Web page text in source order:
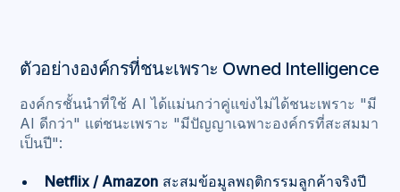
ตัวอย่างองค์กรที่ชนะเพราะ Owned Intelligence
องค์กรชั้นนำที่ใช้ AI ได้แม่นกว่าคู่แข่งไม่ได้ชนะเพราะ "มี
AI ดีกว่า" แต่ชนะเพราะ "มีปัญญาเฉพาะองค์กรที่สะสมมา
เป็นปี":
Netflix / Amazon สะสมข้อมูลพฤติกรรมลูกค้าจริงปี